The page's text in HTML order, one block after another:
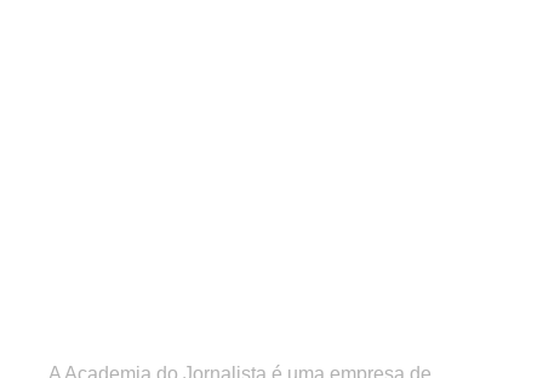
A Academia do Jornalista é uma empresa de